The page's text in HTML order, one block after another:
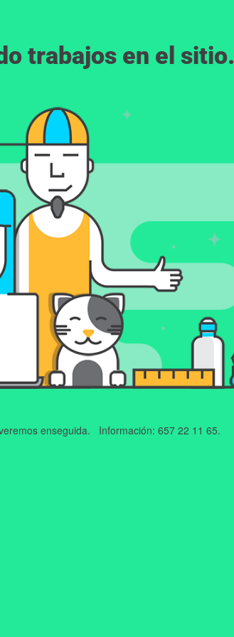
trabajos en el sitio.
enseguida. Información: 657 22 11 65.